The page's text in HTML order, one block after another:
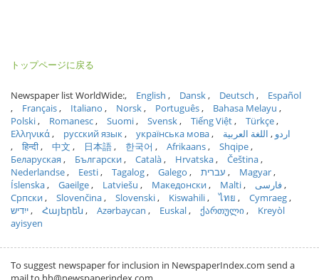
トップページに戻る
Newspaper list WorldWide: English Dansk Deutsch
Español
Français
Italiano Norsk Português
Bahasa Melayu
Polski
Romanesc Suomi Svensk Tiếng Việt
Türkçe
Ελληνικά
русский язык українська мова اردو
اللغة العربية
हिन्दी
中文 日本語 한국어 Afrikaans
Shqipe
Беларуская
Български Català Hrvatska
Čeština
Nederlandse
Eesti Tagalog Galego עברית
Magyar
Íslenska
Gaeilge Latviešu Македонски Malti
فارسی
Српски
Slovenčina Slovenski Kiswahili ไทย
Cymraeg
ייִדיש
Հայերեն Azərbaycan Euskal ქართული
Kreyòl
ayisyen
To suggest newspaper for inclusion in NewspaperIndex.com send a